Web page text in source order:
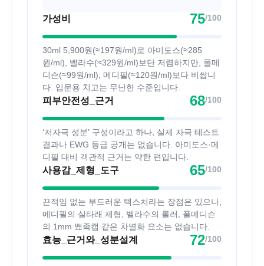
가성비 75/100
30ml 5,900원(≈197원/ml)로 아미도스(≈285
원/ml), 벨라수(≈329원/ml)보단 저렴하지만, 폴메
디슨(≈99원/ml), 메디필(≈120원/ml)보다 비쌉니
다. 입문용 치고는 무난한 수준입니다.
피부안전성_근거 68/100
‘저자극 성분’ 구성이라고 하나, 실제 자극 테스트
결과나 EWG 등급 공개는 없습니다. 아미도스·메
디필 대비 객관적 근거는 약한 편입니다.
사용감_제형_도구 65/100
끈적임 없는 부드러운 텍스처라는 장점은 있으나,
메디필의 실타래 제형, 벨라수의 롤러, 폴메디슨
의 1mm 뾰족캡 같은 차별화 요소는 없습니다.
효능_근거와_성분설계 72/100